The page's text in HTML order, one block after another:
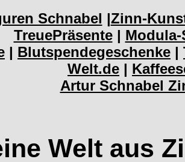
Schnabel |Zinn-
TreuePräsente|
| Blutspendegeschenke |
Welt.de |
Artur Schnabel
Welt aus